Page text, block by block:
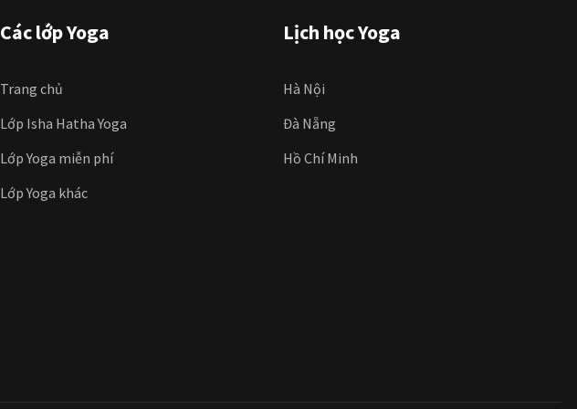
Các lớp Yoga
Trang chủ
Lớp Isha Hatha Yoga
Lớp Yoga miễn phí
Lớp Yoga khác
Lịch học Yoga
Hà Nội
Đà Nẵng
Hồ Chí Minh